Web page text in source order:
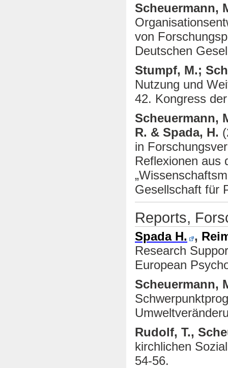
Scheuermann,
von
Deutschen
Stumpf, M.;
Nutzung und
42. Kongress
Scheuermann,
R. & Spada, H.
in
Reflexionen aus
Gesellschaft für
Reports,
Spada H. ,
Research
European
Scheuermann,
Rudolf, T.,
kirchlichen
54-56.